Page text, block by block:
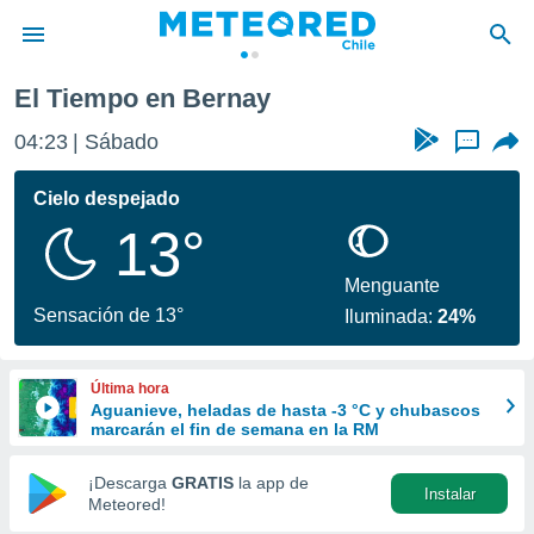
de
por
se
calidad.
a este
las
y
forma
digital
basada
El Tiempo en Bernay
04:23 Sábado ...
Cielo despejado
13°
Sensación de 13°
Menguante
Iluminada:24%
Última hora
Aguanieve, heladas de hasta -3 °C y chubascos
marcarán el fin de semana en la RM
¡Descarga GRATIS la app de
Meteored!
Instalar